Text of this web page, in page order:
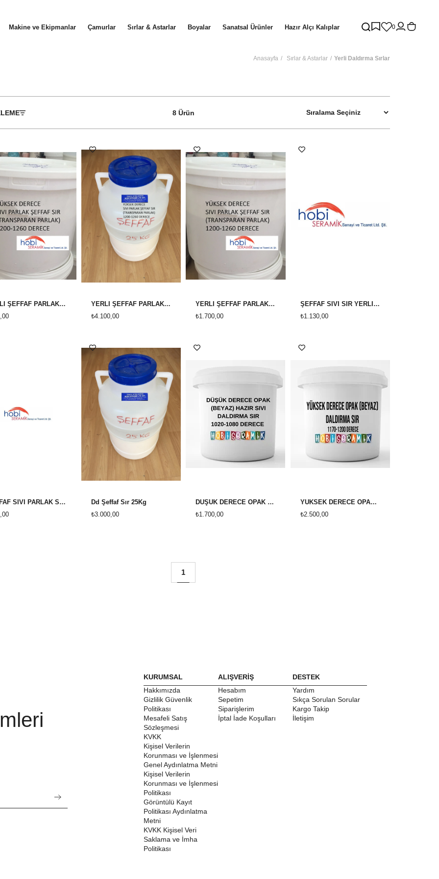
Makine ve Ekipmanlar Çamurlar Sırlar & Astarlar Boyalar Sanatsal Ürünler Hazır Alçı Kalıplar 0
Anasayfa Sırlar & Astarlar Yerli Daldırma Sırlar
8 Ürün
YERLİ ŞEFFAF PARLAK SIVI SIR *YÜKSEK DERECE *( 1200-1260 ) 5KG
YERLİ ŞEFFAF PARLAK SIVI SIR *YÜKSEK DERECE *( 1200-1260 ) 25KG
₺4.100,00
YERLİ ŞEFFAF PARLAK SIVI SIR *YÜKSEK DERECE *( 1200-1260 ) 10KG
₺1.700,00
ŞEFFAF SIVI SIR YERLİ KOVA 10 KG
₺1.130,00
ŞEFFAF SIVI PARLAK SIR YERLİ KOVA 5 KG
Dd Şeffaf Sır 25Kg
₺3.000,00
DÜŞÜK DERECE OPAK (BEYAZ) HAZIR SIVI DALDIRMA SIR 1020-1080 DERECE
₺1.700,00
YÜKSEK DERECE OPAK (BEYAZ) HAZIR SIVI DALDIRMA SIR 1170-1200 DERECE
₺2.500,00
1
KURUMSAL
Hakkımızda
Gizlilik Güvenlik
Politikası
Mesafeli Satış
Sözleşmesi
KVKK
Kişisel Verilerin
Korunması ve İşlenmesi
Genel Aydınlatma Metni
Kişisel Verilerin
Korunması ve İşlenmesi
Politikası
Görüntülü Kayıt
Politikası Aydınlatma
Metni
KVKK Kişisel Veri
Saklama ve İmha
Politikası
ALIŞVERİŞ
Hesabım
Sepetim
Siparişlerim
İptal İade Koşulları
DESTEK
Yardım
Sıkça Sorulan Sorular
Kargo Takip
İletişim